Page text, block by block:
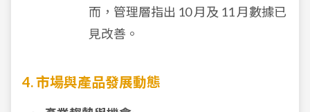
而，管理層指出 10 月及 11 月數據已
見改善。
4. 市場與產品發展動態